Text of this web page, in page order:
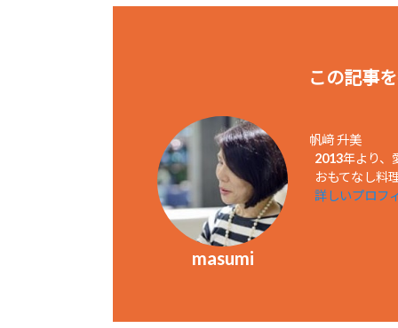
この記事
masumi
帆﨑 升美
2013年より、
おもてなし料
詳しいプロフ